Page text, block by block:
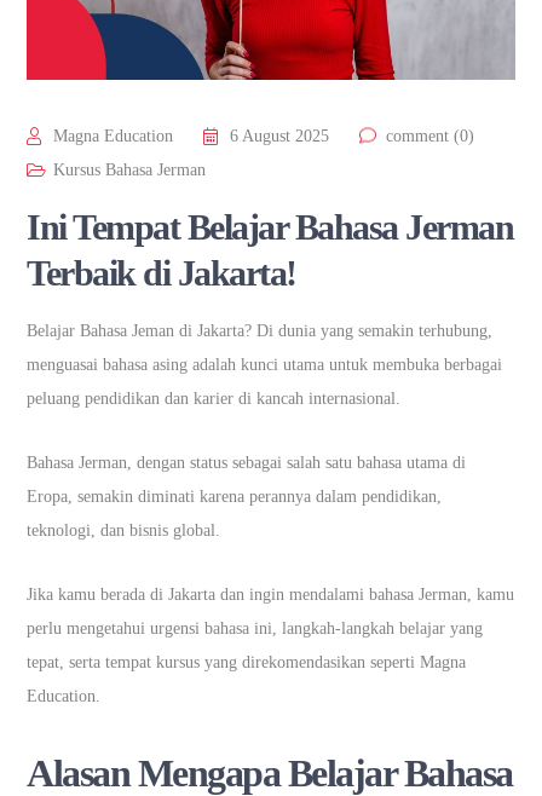
Magna Education 6 August 2025
comment (0)
Kursus Bahasa Jerman
Ini Tempat Belajar Bahasa Jerman
Terbaik di Jakarta!
Belajar Bahasa Jeman di Jakarta? Di dunia yang semakin terhubung,
menguasai bahasa asing adalah kunci utama untuk membuka berbagai
peluang pendidikan dan karier di kancah internasional.
Bahasa Jerman, dengan status sebagai salah satu bahasa utama di
Eropa, semakin diminati karena perannya dalam pendidikan,
teknologi, dan bisnis global.
Jika kamu berada di Jakarta dan ingin mendalami bahasa Jerman, kamu
perlu mengetahui urgensi bahasa ini, langkah-langkah belajar yang
tepat, serta tempat kursus yang direkomendasikan seperti Magna
Education.
Alasan Mengapa Belajar Bahasa